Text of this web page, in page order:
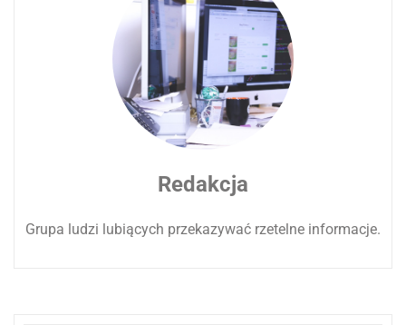
Redakcja
Grupa ludzi lubiących przekazywać rzetelne informacje.